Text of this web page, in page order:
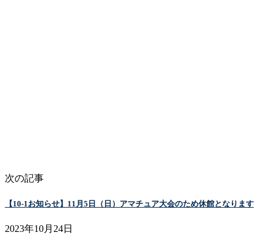
次の記事
【10-1お知らせ】11月5日（日）アマチュア大会のため休館となります
2023年10月24日